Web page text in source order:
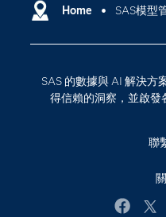
Home SAS模型
SAS 的數據與 AI 解決方
得信賴的洞察，並啟發
聯
探